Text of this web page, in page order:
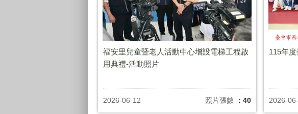
福安里兒童暨老人活動中心增設電梯工程啟
用典禮-活動照片
2026-06-12 照片張數 ：40
115年
2026-